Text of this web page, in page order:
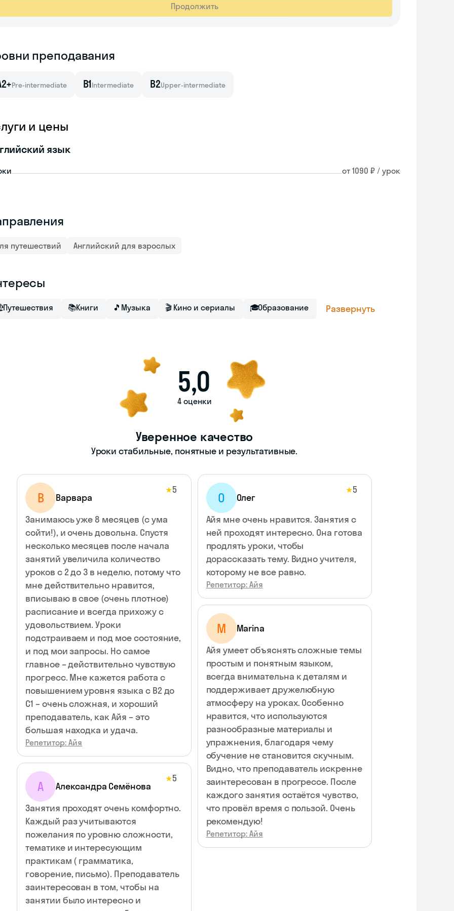
Продолжить
преподавания
Pre-intermediate B1Intermediate B2Upper-intermediate
и цены
язык
от 1090 ₽ / урок
путешествий Английский для взрослых
Путешествия 📚Книги 🎵 Музыка 🎬 Кино и сериалы 🎓Образование Развернуть
5,0
4 оценки
Уверенное качество
Уроки стабильные, понятные и результативные.
В Варвара
★5
Занимаюсь уже 8 месяцев (с ума
сойти!), и очень довольна. Спустя
несколько месяцев после начала
занятий увеличила количество
уроков с 2 до 3 в неделю, потому что
мне действительно нравится,
вписываю в свое (очень плотное)
расписание и всегда прихожу с
удовольствием. Уроки
подстраиваем и под мое состояние,
и под мои запросы. Но самое
главное – действительно чувствую
прогресс. Мне кажется работа с
повышением уровня языка с B2 до
C1 – очень сложная, и хороший
преподаватель, как Айя – это
большая находка и удача.
Репетитор: Айя
А Александра Семёнова
★5
Занятия проходят очень комфортно.
Каждый раз учитываются
пожелания по уровню сложности,
тематике и интересующим
практикам ( грамматика,
говорение, письмо). Преподаватель
заинтересован в том, чтобы на
занятии было интересно и
О Олег
★5
Айя мне очень нравится. Занятия с
ней проходят интересно. Она готова
продлять уроки, чтобы
дорассказать тему. Видно учителя,
которому не все равно.
Репетитор: Айя
M
Marina
Айя умеет объяснять сложные темы
простым и понятным языком,
всегда внимательна к деталям и
поддерживает дружелюбную
атмосферу на уроках. Особенно
нравится, что используются
разнообразные материалы и
упражнения, благодаря чему
обучение не становится скучным.
Видно, что преподаватель искренне
заинтересован в прогрессе. После
каждого занятия остаётся чувство,
что провёл время с пользой. Очень
рекомендую!
Репетитор: Айя